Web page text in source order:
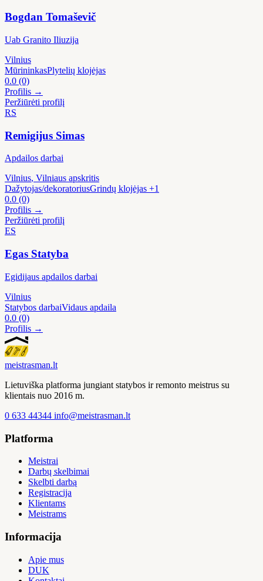
Bogdan Tomaševič
Uab Granito Iliuzija
Vilnius
MūrininkasPlytelių klojėjas
0.0 (0)
Profilis →
Peržiūrėti profilį
RS
Remigijus Simas
Apdailos darbai
Vilnius, Vilniaus apskritis
Dažytojas/dekoratoriusGrindų klojėjas +1
0.0 (0)
Profilis →
Peržiūrėti profilį
ES
Egas Statyba
Egidijaus apdailos darbai
Vilnius
Statybos darbaiVidaus apdaila
0.0 (0)
Profilis →
meistrasman.lt
Lietuviška platforma jungiant statybos ir remonto meistrus su
klientais nuo 2016 m.
0 633 44344 info@meistrasman.lt
Platforma
Meistrai
Darbų skelbimai
Skelbti darbą
Registracija
Klientams
Meistrams
Informacija
Apie mus
DUK